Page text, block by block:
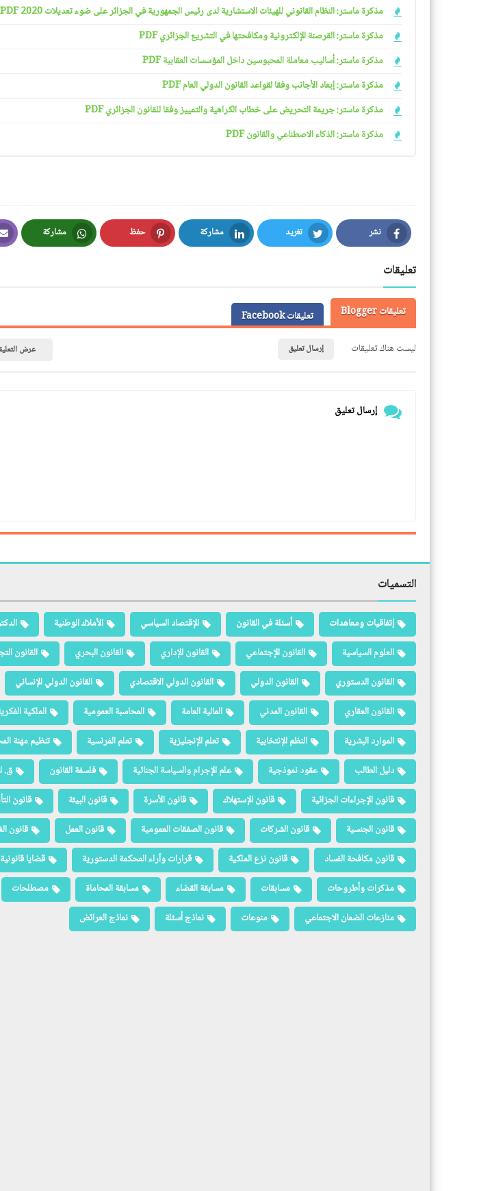
مذكرة ماستر: النظام القانوني للهيئات الاستشارية لدى رئيس الجمهورية في الجزائر على ضوء تعديلات 2020 PDF
مذكرة ماستر: القرصنة الإلكترونية ومكافحتها في التشريع الجزائري PDF
مذكرة ماستر: أساليب معاملة المحبوسين داخل المؤسسات العقابية PDF
مذكرة ماستر: إبعاد الأجانب وفقا لقواعد القانون الدولي العام PDF
مذكرة ماستر: جريمة التحريض على خطاب الكراهية والتمييز وفقا للقانون الجزائري PDF
مذكرة ماستر: الذكاء الاصطناعي والقانون PDF
نشر
Facebook
تغريد
Twitter
مشاركة
LinkedIn
حفظ
Pinterest
مشاركة
Whatsapp
تعليقات
تعليقات Blogger
تعليقات Facebook
ليست هناك تعليقات
إرسال تعليق عرض
إرسال تعليق
التسميات
إتفاقيات ومعاهدات أسئلة في القانون الإقتصاد السياسي الأملاك الوطنية
العلوم السياسية
القانون الإجتماعي القانون الإداري القانون البحري القانون
القانون الدستوري
القانون الدولي القانون الدولي الاقتصادي القانون الدولي الإنساني
القانون العقاري
القانون المدني المالية العامة المحاسبة العمومية الملكية
الموارد البشرية
النظم الإنتخابية تعلم الإنجليزية تعلم الفرنسية تنظيم مهنة
دليل الطالب
عقود نموذجية علم الإجرام والسياسة الجنائية فلسفة القانون ق.
قانون الإجراءات الجزائية
قانون الإستهلاك قانون الأسرة قانون البيئة قانون
قانون الجنسية
قانون الشركات قانون الصفقات العمومية قانون العمل قانون
قانون مكافحة الفساد
قانون نزع الملكية قرارات وآراء المحكمة الدستورية قضايا قانونية
مذكرات وأطروحات
مسابقات مسابقة القضاء مسابقة المحاماة مصطلحات
منازعات الضمان الاجتماعي
منوعات نماذج أسئلة نماذج العرائض